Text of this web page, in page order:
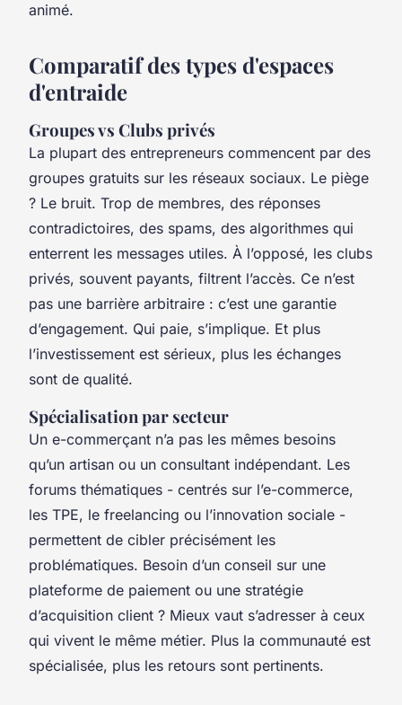
animé.
Comparatif des types d'espaces
d'entraide
Groupes vs Clubs privés
La plupart des entrepreneurs commencent par des
groupes gratuits sur les réseaux sociaux. Le piège
? Le bruit. Trop de membres, des réponses
contradictoires, des spams, des algorithmes qui
enterrent les messages utiles. À l’opposé, les clubs
privés, souvent payants, filtrent l’accès. Ce n’est
pas une barrière arbitraire : c’est une garantie
d’engagement. Qui paie, s’implique. Et plus
l’investissement est sérieux, plus les échanges
sont de qualité.
Spécialisation par secteur
Un e-commerçant n’a pas les mêmes besoins
qu’un artisan ou un consultant indépendant. Les
forums thématiques - centrés sur l’e-commerce,
les TPE, le freelancing ou l’innovation sociale -
permettent de cibler précisément les
problématiques. Besoin d’un conseil sur une
plateforme de paiement ou une stratégie
d’acquisition client ? Mieux vaut s’adresser à ceux
qui vivent le même métier. Plus la communauté est
spécialisée, plus les retours sont pertinents.